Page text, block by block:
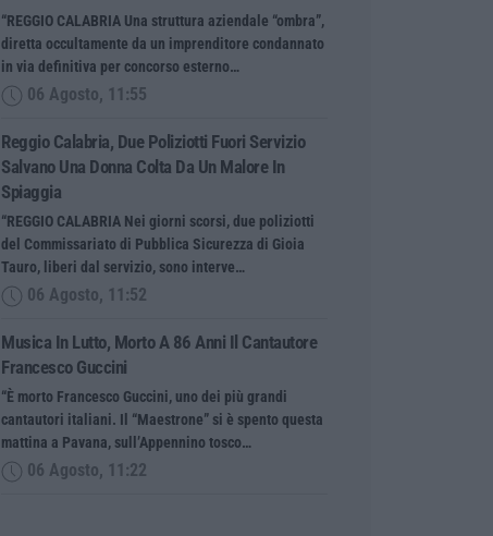
“REGGIO CALABRIA Una struttura aziendale “ombra”,
diretta occultamente da un imprenditore condannato
in via definitiva per concorso esterno…
06 Agosto, 11:55
Reggio Calabria, Due Poliziotti Fuori Servizio
Salvano Una Donna Colta Da Un Malore In
Spiaggia
“REGGIO CALABRIA Nei giorni scorsi, due poliziotti
del Commissariato di Pubblica Sicurezza di Gioia
Tauro, liberi dal servizio, sono interve…
06 Agosto, 11:52
Musica In Lutto, Morto A 86 Anni Il Cantautore
Francesco Guccini
“È morto Francesco Guccini, uno dei più grandi
cantautori italiani. Il “Maestrone” si è spento questa
mattina a Pavana, sull’Appennino tosco…
06 Agosto, 11:22